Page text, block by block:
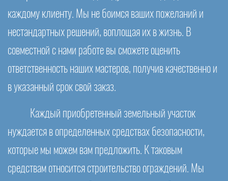
каждому клиенту. Мы не боимся ваших пожеланий и
нестандартных решений, воплощая их в жизнь. В
совместной с нами работе вы сможете оценить
ответственность наших мастеров, получив качественно и
в указанный срок свой заказ.
Каждый приобретенный земельный участок
нуждается в определенных средствах безопасности,
которые мы можем вам предложить. К таковым
средствам относится строительство ограждений. Мы